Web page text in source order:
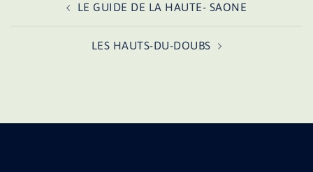
d’article
LE GUIDE DE LA HAUTE- SAONE
LES HAUTS-DU-DOUBS